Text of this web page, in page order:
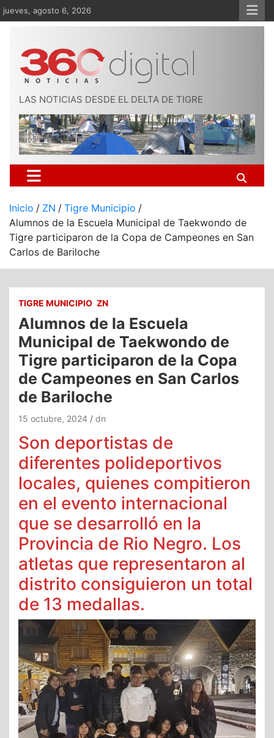
Saltar
al
jueves, agosto 6, 2026
LAS NOTICIAS DESDE EL DELTA DE TIGRE
Inicio ZN
Tigre Municipio
Alumnos de la Escuela Municipal de Taekwondo de
Tigre participaron de la Copa de Campeones en San
Carlos de Bariloche
TIGRE MUNICIPIO ZN
Alumnos de la Escuela
Municipal de Taekwondo de
Tigre participaron de la Copa
de Campeones en San Carlos
de Bariloche
15 octubre, 2024 dn
Son deportistas de
diferentes polideportivos
locales, quienes compitieron
en el evento internacional
que se desarrolló en la
Provincia de Rio Negro. Los
atletas que representaron al
distrito consiguieron un total
de 13 medallas.